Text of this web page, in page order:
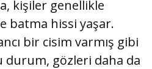
kişiler genellikle
batma hissi yaşar.
bir cisim varmış gibi
durum, gözleri daha da